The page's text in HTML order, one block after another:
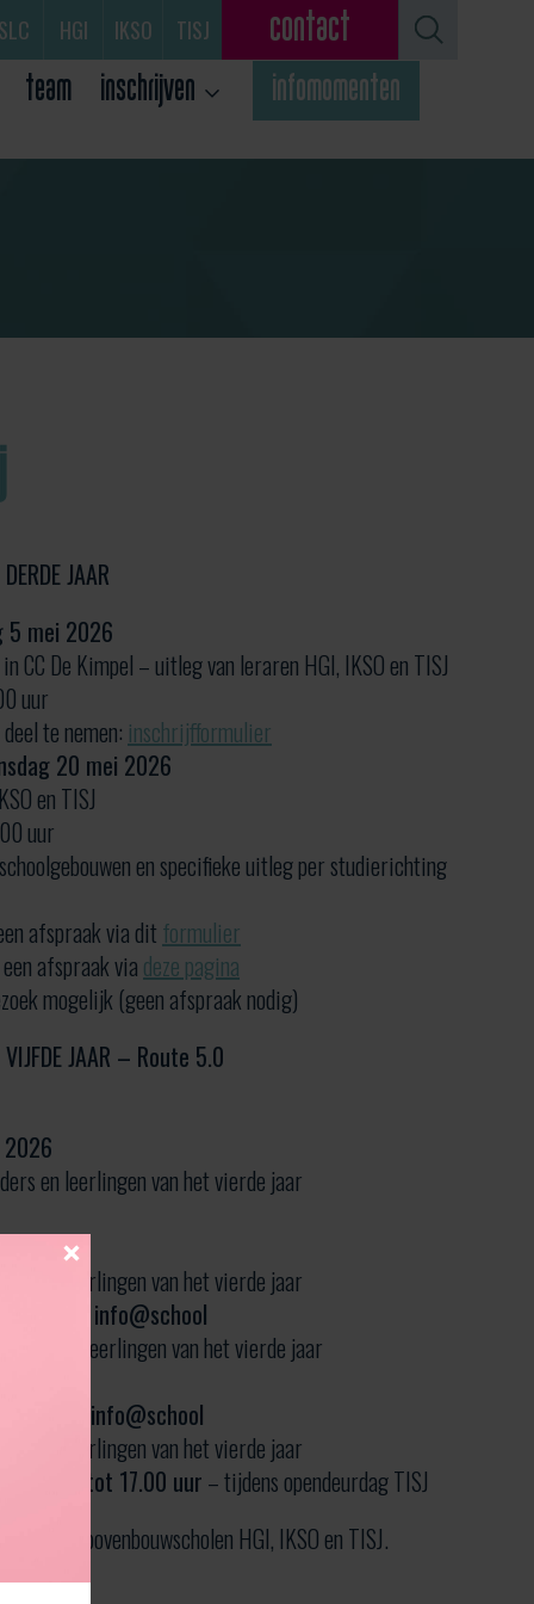
SLC HGI IKSO TISJ contact
team inschrijven infomomenten
JAAR
mei 2026
CC De Kimpel – uitleg van leraren HGI, IKSO en TISJ
uur
te nemen: inschrijfformulier
20 mei 2026
en TISJ
uur
en specifieke uitleg per studierichting
afspraak via ditformulier
afspraak viadeze pagina
mogelijk (geen afspraak nodig)
VIJFDE JAAR – Route 5.0
en leerlingen van het vierde jaar
2026
en leerlingen van het vierde jaar
2026 – info@school
ouders en leerlingen van het vierde jaar
info@school
en leerlingen van het vierde jaar
14.00 tot 17.00 uur – tijdens opendeurdag TISJ
onze bovenbouwscholen HGI, IKSO en TISJ.